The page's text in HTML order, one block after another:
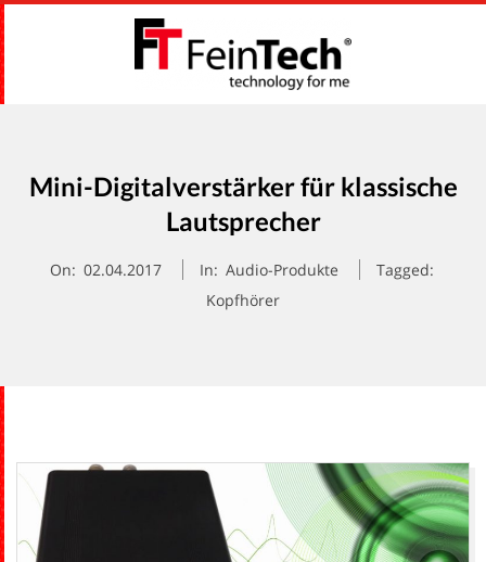
Skip
to
content
E
N
C
H
Menu
Mini-Digitalverstärker für klassische
Lautsprecher
On: 02.04.2017 In: Audio-Produkte
Tagged:
Kopfhörer